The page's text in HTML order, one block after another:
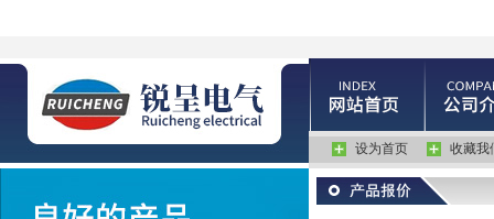
设为首页 收藏我